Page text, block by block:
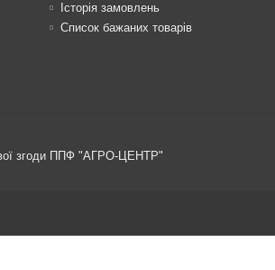
Історія замовлень
Список бажаних товарів
згоди ППФ "АГРО-ЦЕНТР"